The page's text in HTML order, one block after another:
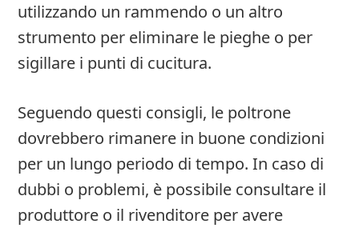
utilizzando un rammendo o un altro
strumento per eliminare le pieghe o per
sigillare i punti di cucitura.
Seguendo questi consigli, le poltrone
dovrebbero rimanere in buone condizioni
per un lungo periodo di tempo. In caso di
dubbi o problemi, è possibile consultare il
produttore o il rivenditore per avere